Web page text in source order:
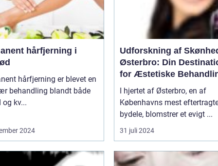
hårfjerning i
hårfjerning er blevet en
behandling blandt både
kv...
2024
Udforskning af
Østerbro: Din
for Æstetiske
I hjertet af Østerbro, en af
Københavns mest
bydele, blomstrer et evigt ...
31 juli 2024